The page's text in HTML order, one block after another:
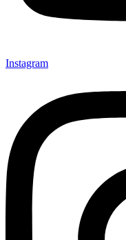
Instagram